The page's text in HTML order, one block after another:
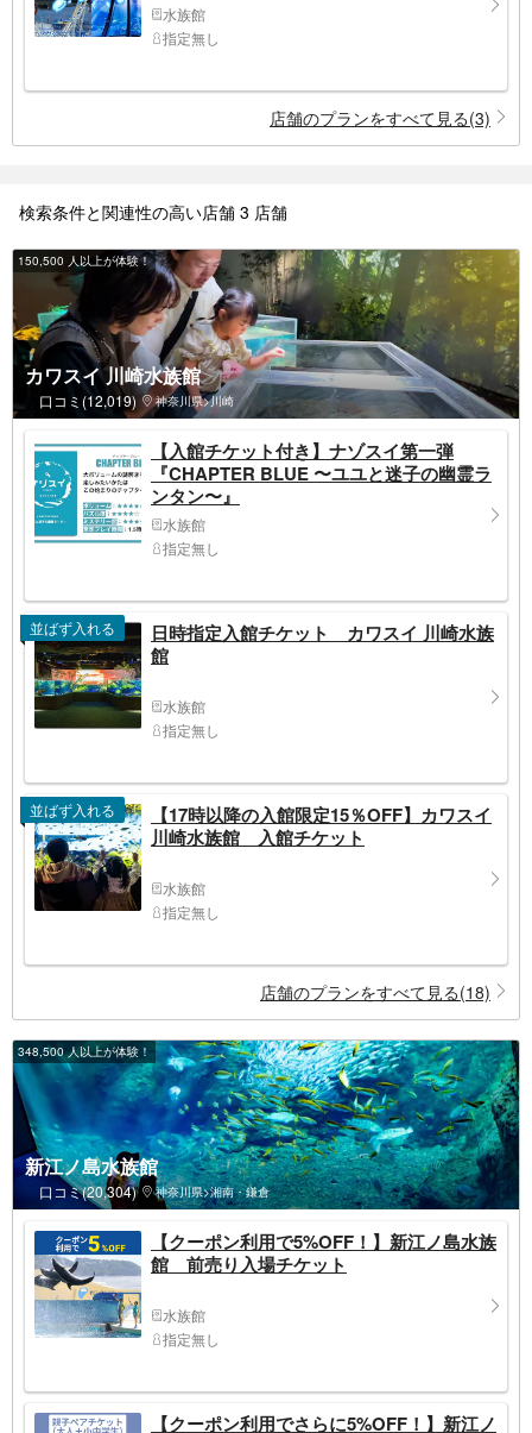
水族館
指定無し
店舗のプランをすべて見る(3)
検索条件と関連性の高い店舗 3 店舗
150,500 人以上が体験！
カワスイ 川崎⽔族館
口コミ(12,019) 神奈川県>川崎
【入館チケット付き】ナゾスイ第一弾
『CHAPTER BLUE 〜ユユと迷子の幽霊ラ
ンタン〜』
水族館
指定無し
日時指定入館チケット カワスイ 川崎水族
館
水族館
指定無し
並ばず入れる
【17時以降の入館限定15％OFF】カワスイ
川崎⽔族館 入館チケット
水族館
指定無し
並ばず入れる
店舗のプランをすべて見る(18)
348,500 人以上が体験！
新江ノ島水族館
口コミ(20,304) 神奈川県>湘南・鎌倉
【クーポン利用で5%OFF！】新江ノ島水族
館 前売り入場チケット
水族館
指定無し
【クーポン利用でさらに5%OFF！】新江ノ